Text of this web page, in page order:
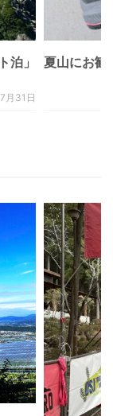
泊」
月31日
夏山にお